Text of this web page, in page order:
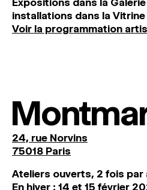
installations dans la Vitrine
Voir la programmation
24, rue Norvins
75018 Paris
Ateliers ouverts, 2 fois par
En hiver : 14 et 15 février